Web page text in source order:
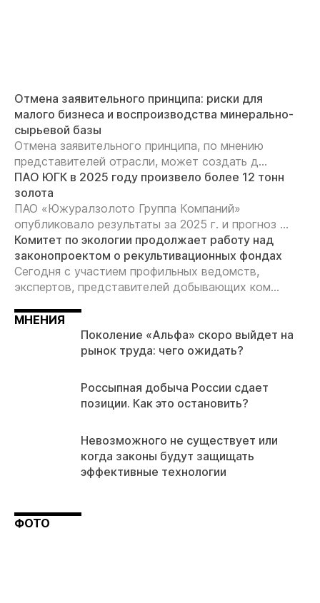
Отмена заявительного принципа: риски для
малого бизнеса и воспроизводства минерально-
сырьевой базы
Отмена заявительного принципа, по мнению
представителей отрасли, может создать д...
ПАО ЮГК в 2025 году произвело более 12 тонн
золота
ПАО «Южуралзолото Группа Компаний»
опубликовало результаты за 2025 г. и прогноз ...
Комитет по экологии продолжает работу над
законопроектом о рекультивационных фондах
Сегодня с участием профильных ведомств,
экспертов, представителей добывающих ком...
МНЕНИЯ
Поколение «Альфа» скоро выйдет на
рынок труда: чего ожидать?
Россыпная добыча России сдает
позиции. Как это остановить?
Невозможного не существует или
когда законы будут защищать
эффективные технологии
ФОТО